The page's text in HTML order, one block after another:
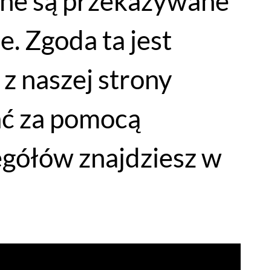
WYPRZEDAŻ
Zgoda ta jest
naszej strony
za pomocą
znajdziesz w